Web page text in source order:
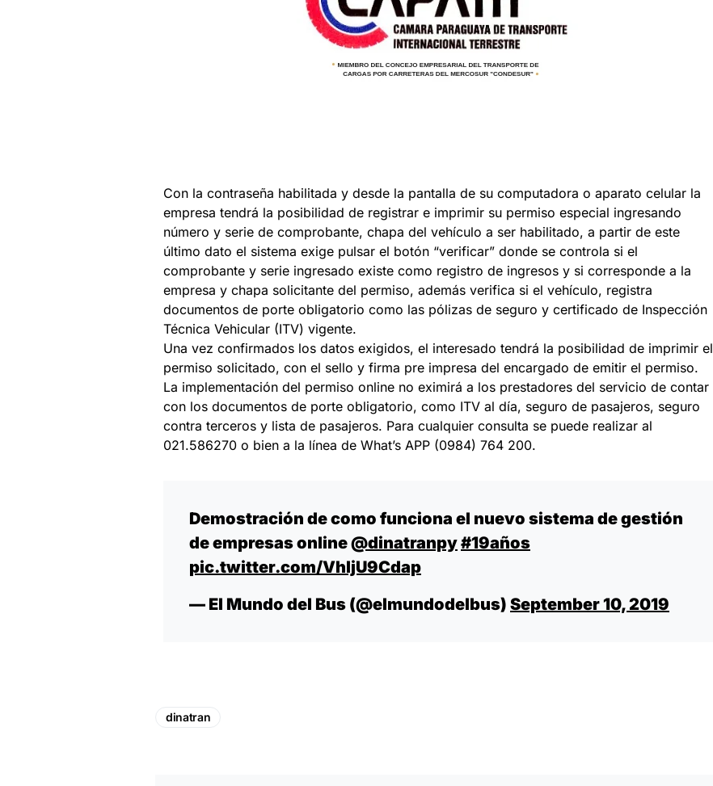
Con la contraseña habilitada y desde la pantalla de su computadora o aparato celular la
empresa tendrá la posibilidad de registrar e imprimir su permiso especial ingresando
número y serie de comprobante, chapa del vehículo a ser habilitado, a partir de este
último dato el sistema exige pulsar el botón “verificar” donde se controla si el
comprobante y serie ingresado existe como registro de ingresos y si corresponde a la
empresa y chapa solicitante del permiso, además verifica si el vehículo, registra
documentos de porte obligatorio como las pólizas de seguro y certificado de Inspección
Técnica Vehicular (ITV) vigente.
Una vez confirmados los datos exigidos, el interesado tendrá la posibilidad de imprimir el
permiso solicitado, con el sello y firma pre impresa del encargado de emitir el permiso.
La implementación del permiso online no eximirá a los prestadores del servicio de contar
con los documentos de porte obligatorio, como ITV al día, seguro de pasajeros, seguro
contra terceros y lista de pasajeros. Para cualquier consulta se puede realizar al
021.586270 o bien a la línea de What’s APP (0984) 764 200.
Demostración de como funciona el nuevo sistema de gestión
de empresas online@dinatranpy#19años
pic.twitter.com/VhljU9Cdap
— El Mundo del Bus (@elmundodelbus) September 10, 2019
dinatran